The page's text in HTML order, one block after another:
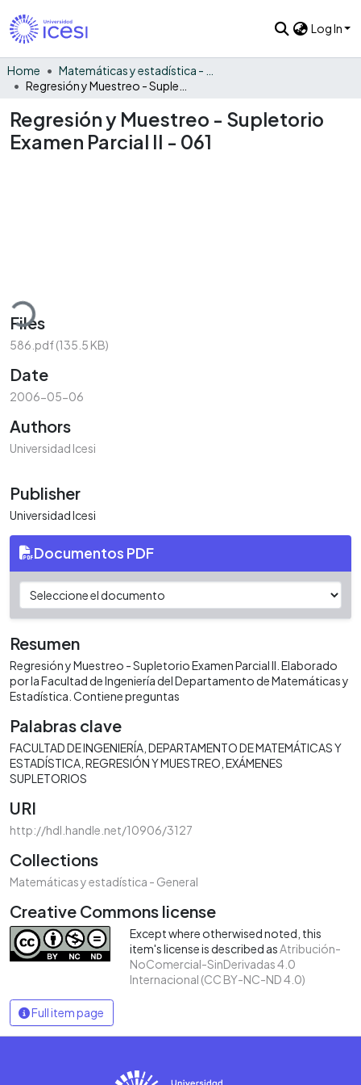
Log In
Home
Regresión y Muestreo - Supletorio
Examen Parcial II - 061
Files
586.pdf(135.5 KB)
Date
2006-05-06
Authors
Universidad Icesi
Publisher
Universidad Icesi
Documentos PDF
Resumen
Regresión y Muestreo - Supletorio Examen Parcial II. Elaborado
por la Facultad de Ingeniería del Departamento de Matemáticas y
Estadística. Contiene preguntas
Palabras clave
FACULTAD DE INGENIERÍA DEPARTAMENTO DE MATEMÁTICAS Y
ESTADÍSTICA REGRESIÓN Y MUESTREO EXÁMENES
SUPLETORIOS
URI
http://hdl.handle.net/10906/3127
Collections
Matemáticas y estadística - General
Creative Commons license
Except where otherwised noted, this
item's license is described asAtribución-
NoComercial-SinDerivadas 4.0
Internacional (CC BY-NC-ND 4.0)
Full item page